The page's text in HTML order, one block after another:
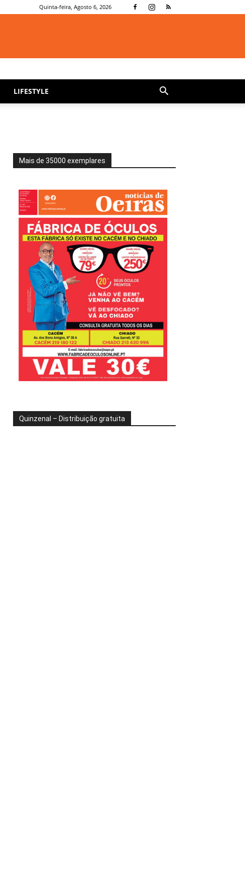
Quinta-feira, Agosto 6, 2026
LIFESTYLE
Mais de 35000 exemplares
Quinzenal – Distribuição gratuita